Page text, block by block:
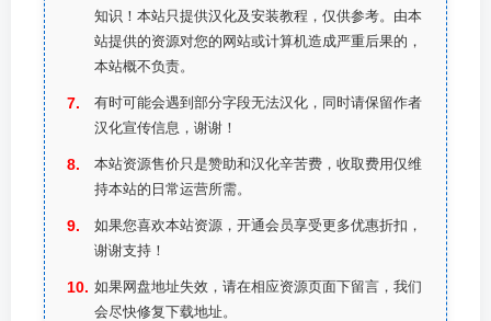
知识！本站只提供汉化及安装教程，仅供参考。由本
站提供的资源对您的网站或计算机造成严重后果的，
本站概不负责。
有时可能会遇到部分字段无法汉化，同时请保留作者
汉化宣传信息，谢谢！
本站资源售价只是赞助和汉化辛苦费，收取费用仅维
持本站的日常运营所需。
如果您喜欢本站资源，开通会员享受更多优惠折扣，
谢谢支持！
如果网盘地址失效，请在相应资源页面下留言，我们
会尽快修复下载地址。